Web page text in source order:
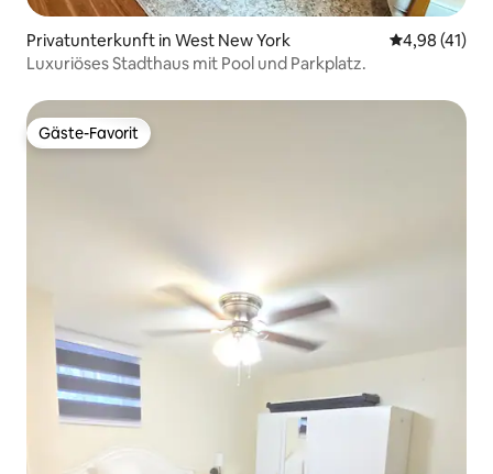
Privatunterkunft in West New York
4,98 (41)
Luxuriöses Stadthaus mit Pool und Parkplatz.
Gäste-Favorit
Gäste-Favorit